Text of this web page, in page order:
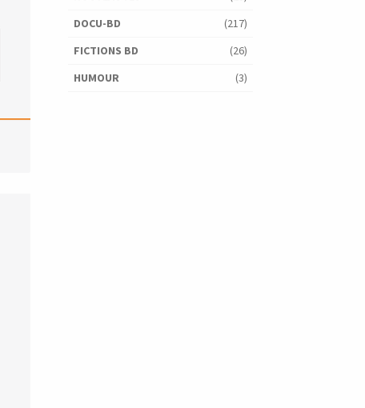
DOCU-BD
(217)
FICTIONS BD
(26)
HUMOUR
(3)